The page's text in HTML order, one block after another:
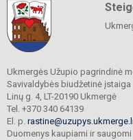
Ukmergės Užupio pagrindinė
Savivaldybės biudžetinė įstaiga
Linų g. 4, LT-20190 Ukmergė
Tel. +370 340 64139
El. p.
Duomenys kaupiami ir saugomi